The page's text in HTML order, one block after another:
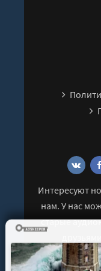
kaby-ja-
kaby-ja-
kaby-ja-
kaby-ja-
kaby-ja-
kaby-ja-
kaby-ja-
Интересуют
нам. У нас
старые